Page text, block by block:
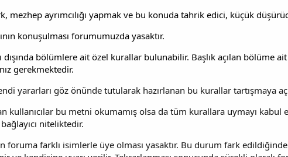
mezhep ayrımcılığı yapmak ve bu konuda tahrik edici, küçük
konuşulması forumumuzda yasaktır.
dışında bölümlere ait özel kurallar bulunabilir. Başlık açılan bölüme
gerekmektedir.
yararları göz önünde tutularak hazırlanan bu kurallar tartışmaya
kullanıcılar bu metni okumamış olsa da tüm kurallara uymayı kabul
niteliktedir.
foruma farklı isimlerle üye olması yasaktır. Bu durum fark edildiğinde